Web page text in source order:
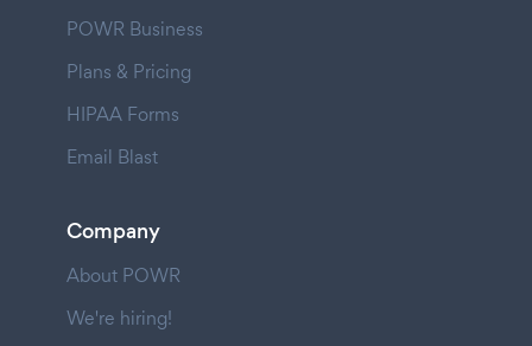
POWR Business
Plans & Pricing
HIPAA Forms
Email Blast
Company
About POWR
We're hiring!